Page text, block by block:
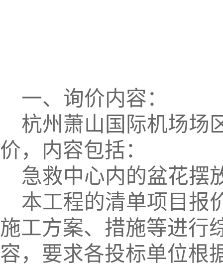
一、询价内容：
杭州萧山国际机场场
价，内容包括：
急救中心内的盆花摆
本工程的清单项目报
施工方案、措施等进行
容，要求各投标单位根